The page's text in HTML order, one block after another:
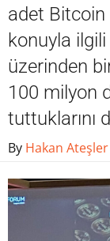
adet Bitcoin
konuyla
üzerinden
100 milyon
tuttuklarını
By Hakan Ateşler